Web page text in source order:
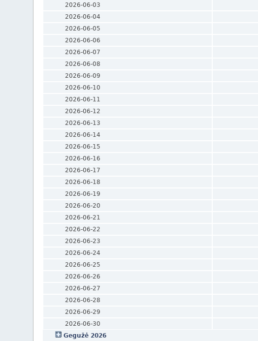
2026-06-03
2026-06-04
2026-06-05
2026-06-06
2026-06-07
2026-06-08
2026-06-09
2026-06-10
2026-06-11
2026-06-12
2026-06-13
2026-06-14
2026-06-15
2026-06-16
2026-06-17
2026-06-18
2026-06-19
2026-06-20
2026-06-21
2026-06-22
2026-06-23
2026-06-24
2026-06-25
2026-06-26
2026-06-27
2026-06-28
2026-06-29
2026-06-30
Gegužė 2026